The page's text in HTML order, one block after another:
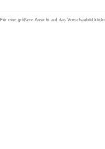
Für eine größere Ansicht auf das Vorschaubild